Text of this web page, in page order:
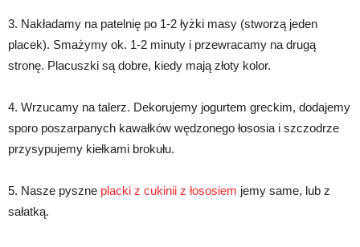
3. Nakładamy na patelnię po 1-2 łyżki masy (stworzą jeden
placek). Smażymy ok. 1-2 minuty i przewracamy na drugą
stronę. Placuszki są dobre, kiedy mają złoty kolor.
4. Wrzucamy na talerz. Dekorujemy jogurtem greckim, dodajemy
sporo poszarpanych kawałków wędzonego łososia i szczodrze
przysypujemy kiełkami brokułu.
5. Nasze pyszne placki z cukinii z łososiem jemy same, lub z
sałatką.